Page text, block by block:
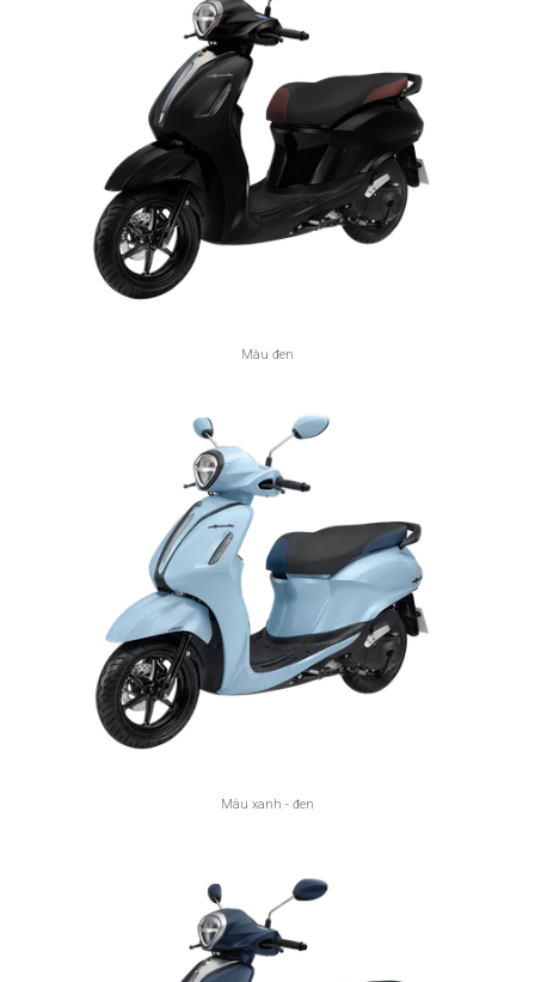
Màu đen
Màu xanh - đen